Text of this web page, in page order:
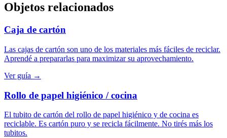
Objetos relacionados
Caja de cartón
Las cajas de cartón son uno de los materiales más fáciles de reciclar.
Aprendé a prepararlas para maximizar su aprovechamiento.
Ver guía →
Rollo de papel higiénico / cocina
El tubito de cartón del rollo de papel higiénico y de cocina es
reciclable. Es cartón puro y se recicla fácilmente. No tirés más los
tubitos.